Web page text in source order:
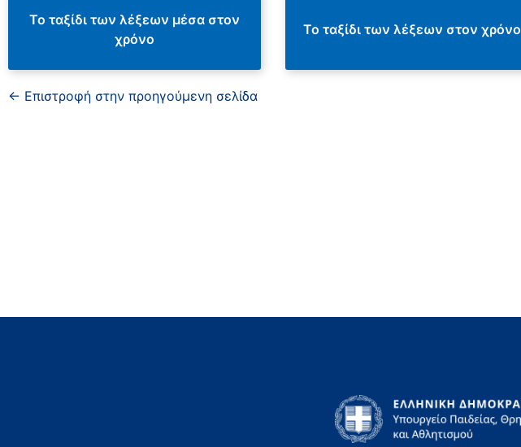
Το ταξίδι των λέξεων μέσα στον
χρόνο
Το ταξίδι των λέξεων στον χρόνο
← Επιστροφή στην προηγούμενη σελίδα